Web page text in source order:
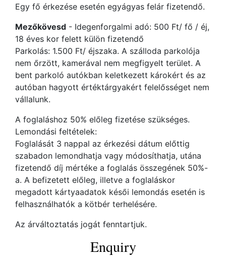
Egy fő érkezése esetén egyágyas felár fizetendő.
Mezőkövesd - Idegenforgalmi adó: 500 Ft/ fő / éj,
18 éves kor felett külön fizetendő
Parkolás: 1.500 Ft/ éjszaka. A szálloda parkolója
nem őrzött, kamerával nem megfigyelt terület. A
bent parkoló autókban keletkezett károkért és az
autóban hagyott értéktárgyakért felelősséget nem
vállalunk.
A foglaláshoz 50% előleg fizetése szükséges.
Lemondási feltételek:
Foglalását 3 nappal az érkezési dátum előttig
szabadon lemondhatja vagy módosíthatja, utána
fizetendő díj mértéke a foglalás összegének 50%-
a. A befizetett előleg, illetve a foglaláskor
megadott kártyaadatok késői lemondás esetén is
felhasználhatók a kötbér terhelésére.
Az árváltoztatás jogát fenntartjuk.
Enquiry